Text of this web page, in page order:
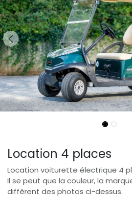
Location 4 places
Location voiturette électrique 4
Il se peut que la couleur, la
diffèrent des photos ci-dessus.